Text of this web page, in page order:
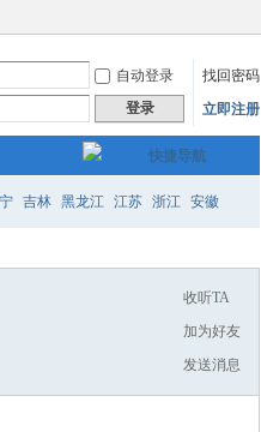
自动登录
找回密码
登录 立即注册
快捷导航
吉林 黑龙江 江苏 浙江 安徽
收听TA
加为好友
发送消息